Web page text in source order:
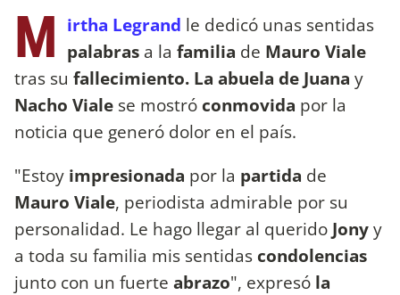
M irtha Legrand le dedicó unas sentidas
palabras a la familia de Mauro Viale
tras su fallecimiento. La abuela de Juana y
Nacho Viale se mostró conmovida por la
noticia que generó dolor en el país.
"Estoy impresionada por la partida de
Mauro Viale, periodista admirable por su
personalidad. Le hago llegar al querido Jonyy
a toda su familia mis sentidas condolencias
junto con un fuerte abrazo", expresó la